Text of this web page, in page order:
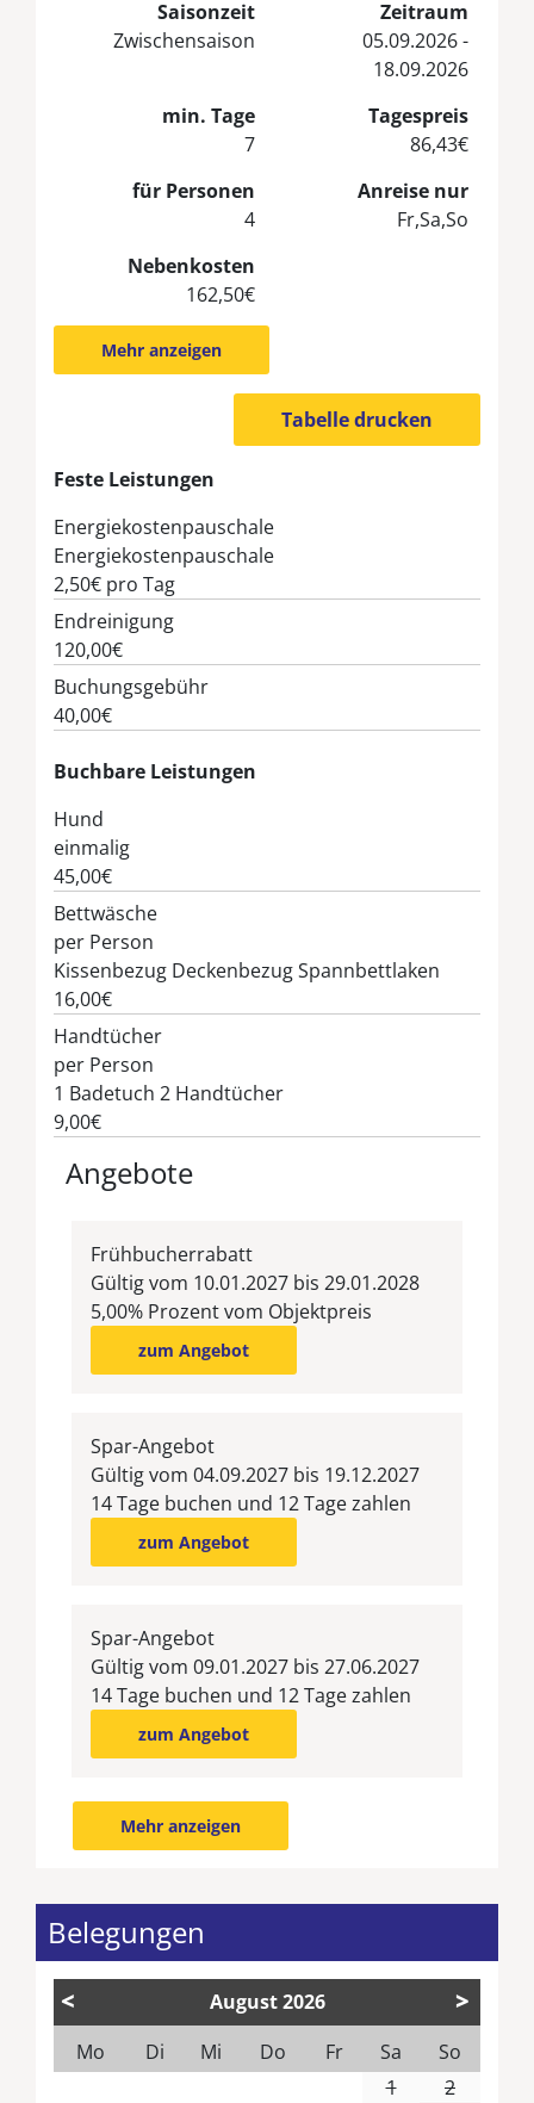
Saisonzeit
Zwischensaison
Zeitraum
05.09.2026 -
18.09.2026
min. Tage
7
Tagespreis
86,43€
für Personen
4
Anreise nur
Fr,Sa,So
Nebenkosten
162,50€
Mehr anzeigen
Tabelle drucken
Feste Leistungen
Energiekostenpauschale
Energiekostenpauschale
2,50€ pro Tag
Endreinigung
120,00€
Buchungsgebühr
40,00€
Buchbare Leistungen
Hund
einmalig
45,00€
Bettwäsche
per Person
Kissenbezug Deckenbezug Spannbettlaken
16,00€
Handtücher
per Person
1 Badetuch 2 Handtücher
9,00€
Angebote
Frühbucherrabatt
Gültig vom 10.01.2027 bis 29.01.2028
5,00% Prozent vom Objektpreis
zum Angebot
Spar-Angebot
Gültig vom 04.09.2027 bis 19.12.2027
14 Tage buchen und 12 Tage zahlen
zum Angebot
Spar-Angebot
Gültig vom 09.01.2027 bis 27.06.2027
14 Tage buchen und 12 Tage zahlen
zum Angebot
Mehr anzeigen
Belegungen
< August2026
Mo
Di Mi Do Fr Sa
So
1
2
>